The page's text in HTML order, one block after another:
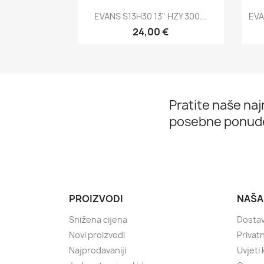
Brzi pregled
EVANS S13H30 13" HZY 300...
24,00 €
Pratite naše
posebne
PROIZVODI
Snižena cijena
Novi proizvodi
Najprodavaniji
Uvjeti